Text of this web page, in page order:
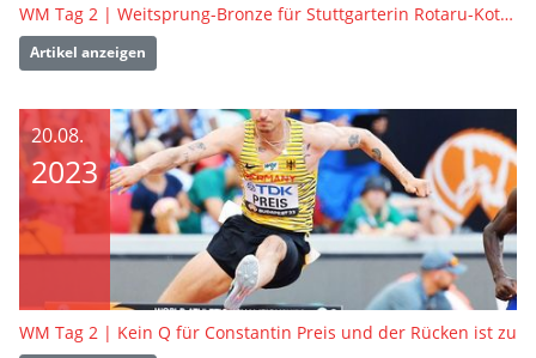
WM Tag 2 | Weitsprung-Bronze für Stuttgarterin Rotaru-Kottmann
Artikel anzeigen
20.08.
2023
WM Tag 2 | Kein Q für Constantin Preis und der Rücken ist zu